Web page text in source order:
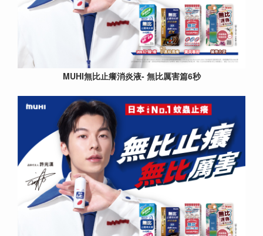
MUHI無比止癢消炎液- 無比厲害篇6秒